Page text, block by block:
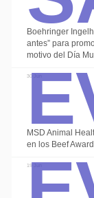
Boehringer
antes” para
motivo del Día
30 Jun
MSD Animal
en los Beef
19 Jun